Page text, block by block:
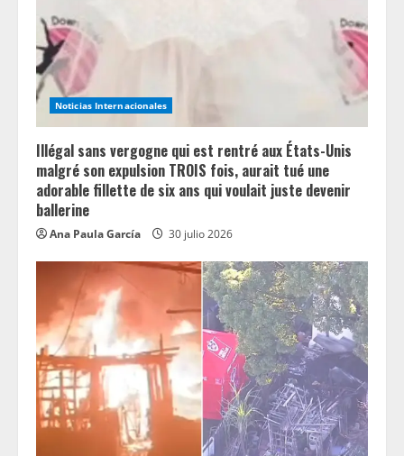
a
d
i
n
g
Noticias Internacionales
Illégal sans vergogne qui est rentré aux États-Unis
malgré son expulsion TROIS fois, aurait tué une
adorable fillette de six ans qui voulait juste devenir
ballerine
Ana Paula García 30 julio 2026